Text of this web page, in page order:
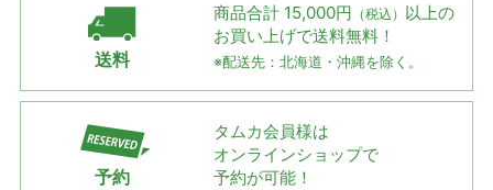
送料
商品合計 15,000円 （税込） 以上の
お買い上げで送料無料！
※配送先：北海道・沖縄を除く。
予約
タムカ会員様は
オンラインショップで
予約が可能！